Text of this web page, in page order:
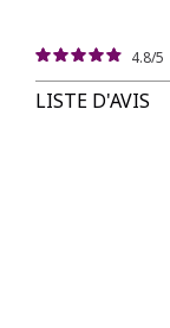
4.8/5
LISTE D'AVIS